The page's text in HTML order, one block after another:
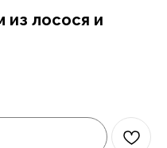
из лосося и